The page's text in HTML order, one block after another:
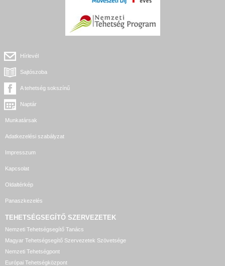
Hírlevél
Sajtószoba
A tehetség sokszínű
Naptár
Munkatársak
Adatkezelési szabályzat
Impresszum
Kapcsolat
Oldaltérkép
Panaszkezelés
TEHETSÉGSEGÍTŐ SZERVEZETEK
Nemzeti Tehetségsegítő Tanács
Magyar Tehetségsegítő Szervezetek Szövetsége
Nemzeti Tehetségpont
Európai Tehetségközpont